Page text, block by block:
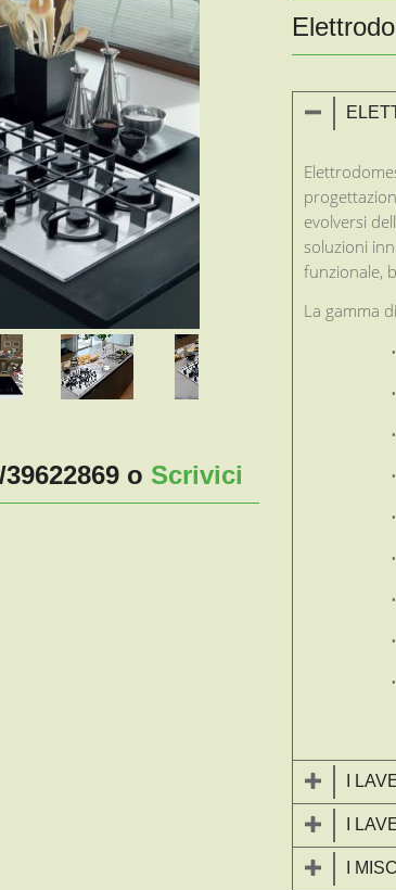
o Scrivici
evolversi
soluzioni
funzionale,
La gamma
I
I
I